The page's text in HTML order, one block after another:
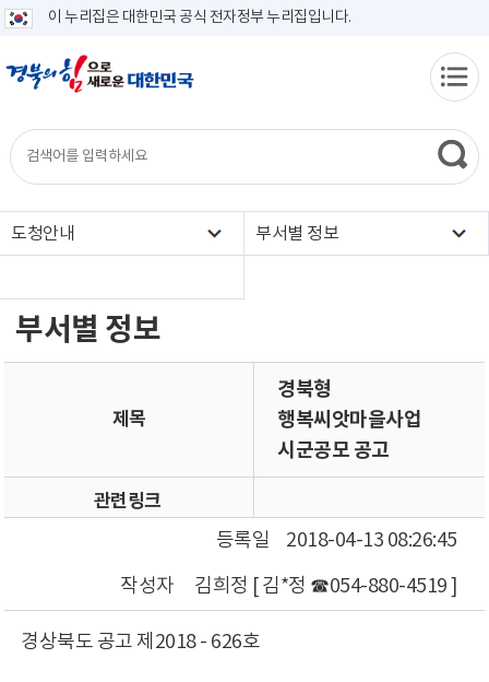
이 누리집은 대한민국 공식 전자정부 누리집입니다.
도청안내 부서별 정보
부서별 정보
제목
경북형
행복씨앗마을사업
시군공모 공고
관련링크
등록일
2018-04-13 08:26:45
작성자
김희정 [ 김*정 ☎054-880-4519 ]
경상북도 공고 제2018 - 626호